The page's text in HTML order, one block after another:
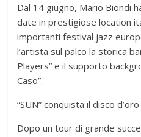
Dal 14 giugno, Mario Biondi
date in prestigiose location
importanti festival jazz
l’artista sul palco la storica
Players” e il supporto
Caso”.
“SUN” conquista il disco
Dopo un tour di grande